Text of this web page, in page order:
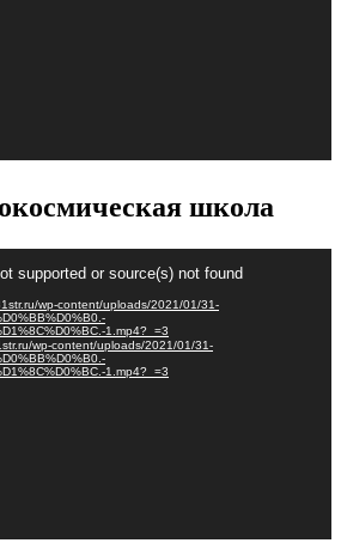
школа
supported or source(s) not found
wp-content/uploads/2021/01/31-
1.mp4?_=3
wp-content/uploads/2021/01/31-
1.mp4?_=3